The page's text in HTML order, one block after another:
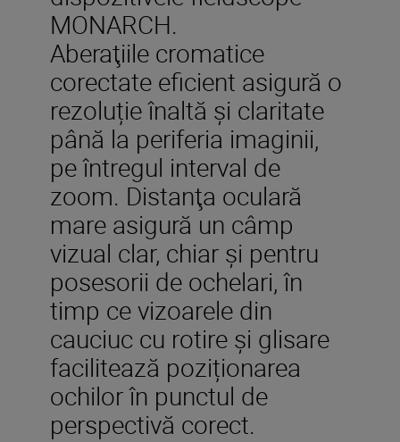
MONARCH.
Aberaţiile cromatice
corectate eficient asigură o
rezoluție înaltă și claritate
până la periferia imaginii,
pe întregul interval de
zoom. Distanţa oculară
mare asigură un câmp
vizual clar, chiar și pentru
posesorii de ochelari, în
timp ce vizoarele din
cauciuc cu rotire şi glisare
facilitează poziționarea
ochilor în punctul de
perspectivă corect.